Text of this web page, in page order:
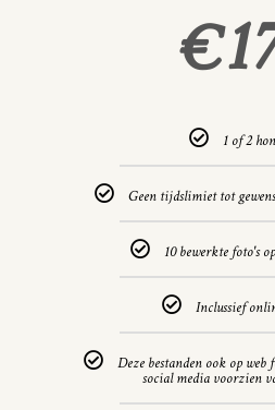
€
1 of 2
Geen tijdslimiet tot
10 bewerkte foto's
Inclussief
Deze bestanden ook op
social media voorzien